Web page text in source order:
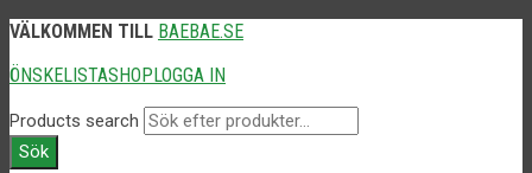
VÄLKOMMEN TILL BAEBAE.SE
ÖNSKELISTASHOPLOGGA IN
Products search
Sök